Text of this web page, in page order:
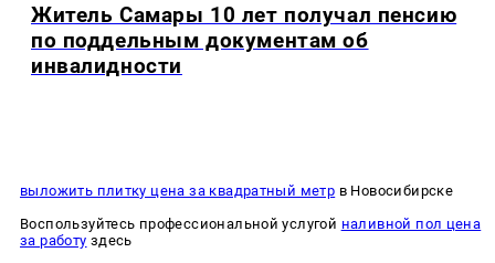
Житель Самары 10 лет получал пенсию
по поддельным документам об
инвалидности
выложить плитку цена за квадратный метр в Новосибирске
Воспользуйтесь профессиональной услугой наливной пол цена
за работу здесь